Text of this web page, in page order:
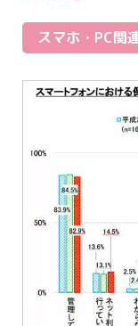
スマホ・PC関